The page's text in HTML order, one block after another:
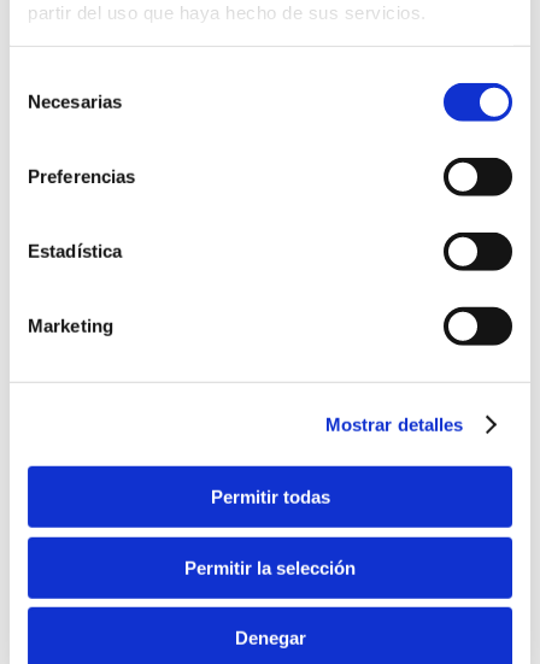
partir del uso que haya hecho de sus servicios.
Necesarias
Preferencias
Estadística
Marketing
Mostrar detalles
Permitir todas
Permitir la selección
Denegar